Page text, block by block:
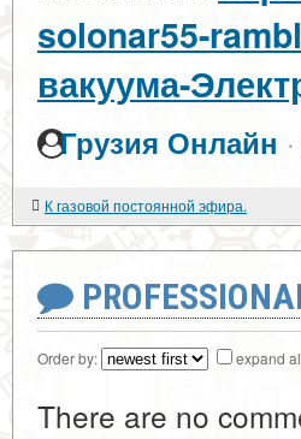
solonar55-
вакуума-
Грузия Онлайн ·
К газовой постоянной эфира.
Order by: expand
There are no